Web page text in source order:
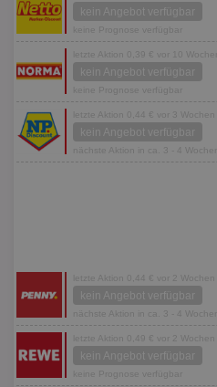
kein Angebot verfügbar
keine Prognose verfügbar
letzte Aktion 0,39 € vor 10 Wochen
kein Angebot verfügbar
keine Prognose verfügbar
letzte Aktion 0,44 € vor 3 Wochen
kein Angebot verfügbar
nächste Aktion in ca. 3 - 4 Wochen
letzte Aktion 0,44 € vor 2 Wochen
kein Angebot verfügbar
nächste Aktion in ca. 3 - 4 Wochen
letzte Aktion 0,49 € vor 2 Wochen
kein Angebot verfügbar
keine Prognose verfügbar